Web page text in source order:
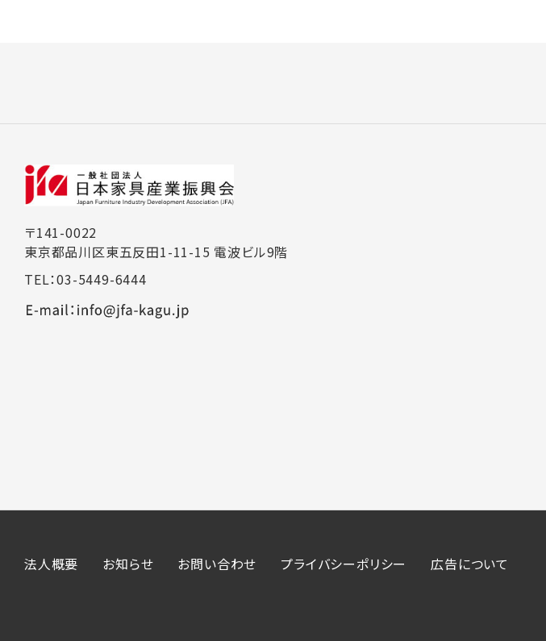
〒141-0022
東京都品川区東五反田1-11-15 電波ビル9階
TEL：03-5449-6444
法人概要 お知らせ お問い合わせ プライバシーポリシー 広告について